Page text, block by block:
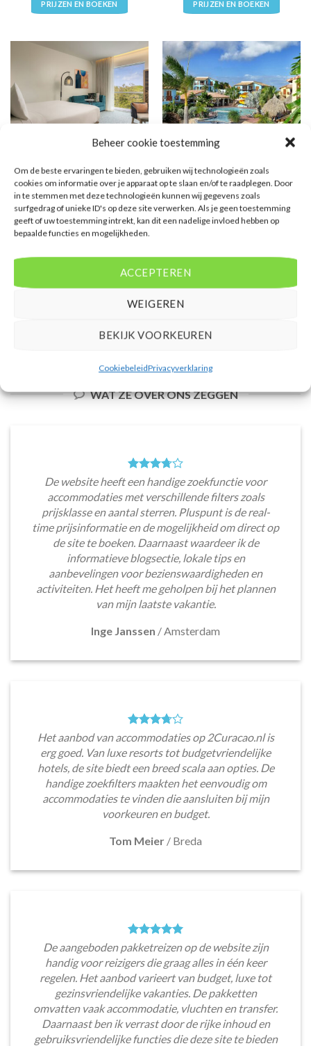
Beheer cookie toestemming
Om de beste ervaringen te bieden, gebruiken wij technologieën zoals
cookies om informatie over je apparaat op te slaan en/of te raadplegen. Door
in te stemmen met deze technologieën kunnen wij gegevens zoals
surfgedrag of unieke ID's op deze site verwerken. Als je geen toestemming
geeft of uw toestemming intrekt, kan dit een nadelige invloed hebben op
bepaalde functies en mogelijkheden.
ACCEPTEREN
WEIGEREN
BEKIJK VOORKEUREN
CookiebeleidPrivacyverklaring
PRIJZEN EN BOEKEN PRIJZEN EN BOEKEN
Courtyard by Marriott
Curaçao
€1.099,00
Courtyard by Marriott Curaçao is
Kunuku Aqua Resort
Curacao
Waardering
4.0
€1.497,00
EUR 1497.00 per persoon.
WAT ZE OVER ONS ZEGGEN
De website heeft een handige zoekfunctie voor
accommodaties met verschillende filters zoals
prijsklasse en aantal sterren. Pluspunt is de real-
time prijsinformatie en de mogelijkheid om direct op
de site te boeken. Daarnaast waardeer ik de
informatieve blogsectie, lokale tips en
aanbevelingen voor bezienswaardigheden en
activiteiten. Het heeft me geholpen bij het plannen
van mijn laatste vakantie.
Inge Janssen / Amsterdam
Het aanbod van accommodaties op 2Curacao.nl is
erg goed. Van luxe resorts tot budgetvriendelijke
hotels, de site biedt een breed scala aan opties. De
handige zoekfilters maakten het eenvoudig om
accommodaties te vinden die aansluiten bij mijn
voorkeuren en budget.
Tom Meier / Breda
De aangeboden pakketreizen op de website zijn
handig voor reizigers die graag alles in één keer
regelen. Het aanbod varieert van budget, luxe tot
gezinsvriendelijke vakanties. De pakketten
omvatten vaak accommodatie, vluchten en transfer.
Daarnaast ben ik verrast door de rijke inhoud en
gebruiksvriendelijke functies die deze site te bieden